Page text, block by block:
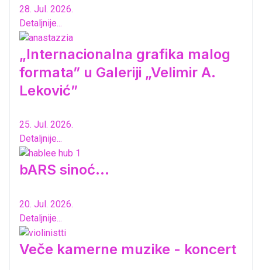
28. Jul. 2026.
Detaljnije...
„Internacionalna grafika malog
formata” u Galeriji „Velimir A.
Leković”
25. Jul. 2026.
Detaljnije...
bARS sinoć...
20. Jul. 2026.
Detaljnije...
Veče kamerne muzike - koncert